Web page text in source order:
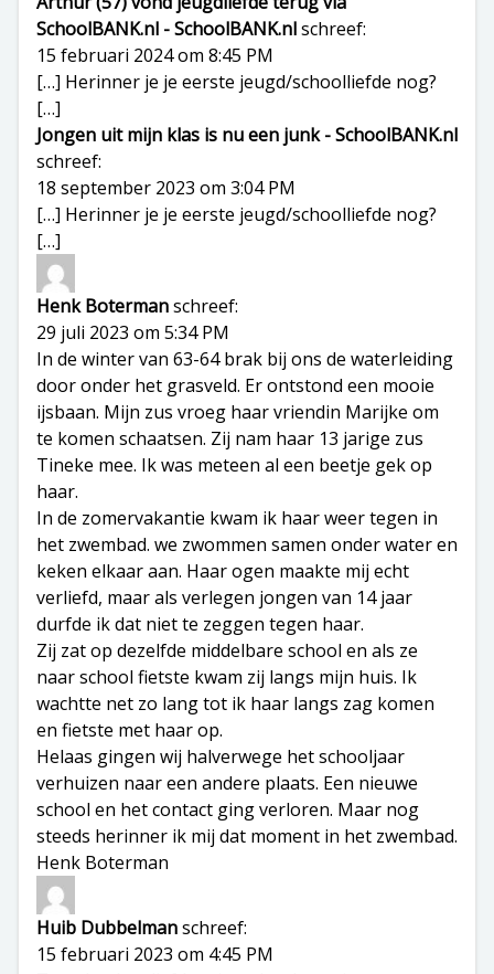
SchoolBANK.nl - SchoolBANK.nlschreef:
15 februari 2024 om 8:45 PM
[…] Herinner je je eerste jeugd/schoolliefde nog?
[…]
Jongen uit mijn klas is nu een junk - SchoolBANK.nl
schreef:
18 september 2023 om 3:04 PM
[…] Herinner je je eerste jeugd/schoolliefde nog?
[…]
Henk Botermanschreef:
29 juli 2023 om 5:34 PM
In de winter van 63-64 brak bij ons de waterleiding
door onder het grasveld. Er ontstond een mooie
ijsbaan. Mijn zus vroeg haar vriendin Marijke om
te komen schaatsen. Zij nam haar 13 jarige zus
Tineke mee. Ik was meteen al een beetje gek op
haar.
In de zomervakantie kwam ik haar weer tegen in
het zwembad. we zwommen samen onder water en
keken elkaar aan. Haar ogen maakte mij echt
verliefd, maar als verlegen jongen van 14 jaar
durfde ik dat niet te zeggen tegen haar.
Zij zat op dezelfde middelbare school en als ze
naar school fietste kwam zij langs mijn huis. Ik
wachtte net zo lang tot ik haar langs zag komen
en fietste met haar op.
Helaas gingen wij halverwege het schooljaar
verhuizen naar een andere plaats. Een nieuwe
school en het contact ging verloren. Maar nog
steeds herinner ik mij dat moment in het zwembad.
Henk Boterman
Huib Dubbelmanschreef:
15 februari 2023 om 4:45 PM